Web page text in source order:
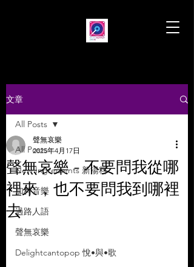
文章
All Posts
New Ingredients 新湯料
加料音樂
過路人語
聲無哀樂
Delightcantopop 悅•與•歌
All Posts
聲無哀樂 - 不要問我從哪
裡來，也不要問我到哪裡
去
聲無哀樂
2025年4月17日